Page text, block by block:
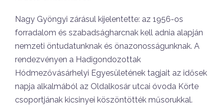
Nagy Gyöngyi zárásul kijelentette: az 1956-os
forradalom és szabadságharcnak kell adnia alapján
nemzeti öntudatunknak és önazonosságunknak. A
rendezvényen a Hadigondozottak
Hódmezővásárhelyi Egyesületének tagjait az idősek
napja alkalmából az Oldalkosár utcai óvoda Körte
csoportjának kicsinyei köszöntötték műsorukkal.